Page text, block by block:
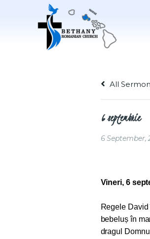
All
6 septembrie
6 September,
Vineri, 6
Regele
bebeluș în
dragul